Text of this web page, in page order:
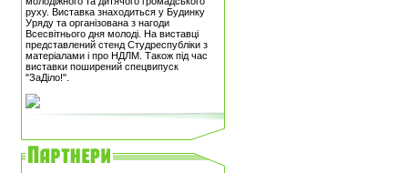
руху. Виставка знаходиться у Будинку
Уряду та організована з нагоди
Всесвітнього дня молоді. На виставці
представлений стенд Студреспубліки з
матеріалами і про НДЛМ. Також під час
виставки поширений спецвипуск
"ЗаДіло!".